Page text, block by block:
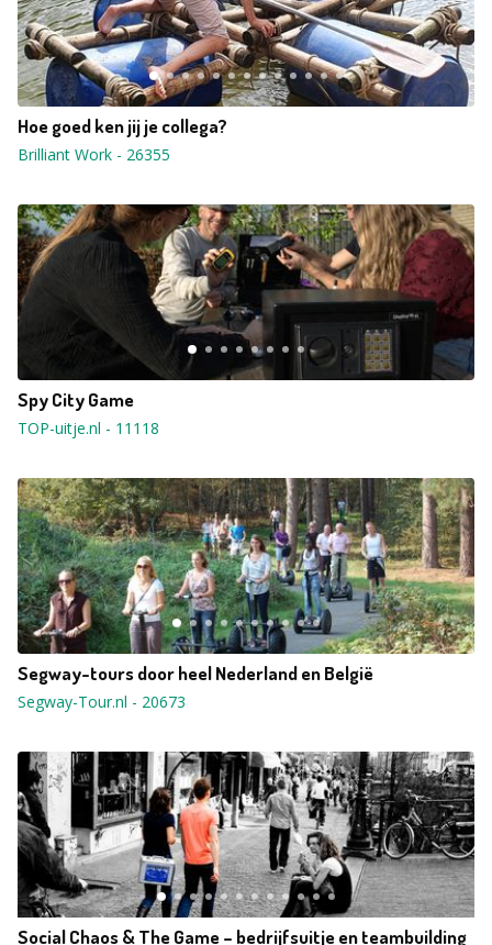
Hoe goed ken jij je collega?
Brilliant Work - 26355
Spy City Game
TOP-uitje.nl - 11118
Segway-tours door heel Nederland en België
Segway-Tour.nl - 20673
Social Chaos & The Game – bedrijfsuitje en teambuilding